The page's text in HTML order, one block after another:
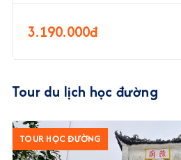
3.190.000đ
Tour du lịch học đường
TOUR HỌC ĐƯỜNG